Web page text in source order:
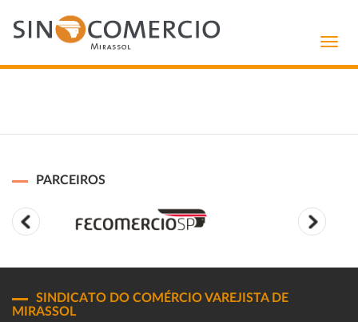
PARCEIROS
SINDICATO DO COMÉRCIO VAREJISTA DE
MIRASSOL